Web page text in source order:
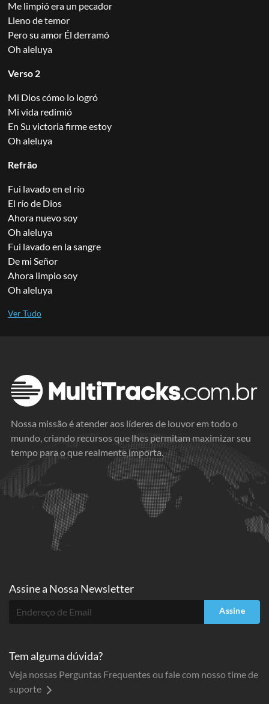
Me limpió era un pecador
Lleno de temor
Pero su amor Él derramó
Oh aleluya
Verso 2
Mi Dios cómo lo logró
Mi vida redimió
En Su victoria firme estoy
Oh aleluya
Refrão
Fui lavado en el río
El río de Dios
Ahora nuevo soy
Oh aleluya
Fui lavado en la sangre
De mi Señor
Ahora limpio soy
Oh aleluya
Nossa missão é atender aos líderes de louvor em todo o
mundo, criando recursos que lhes permitam maximizar seu
tempo para o que realmente importa.
Assine a Nossa Newsletter
Assine
Tem alguma dúvida?
Veja nossas Perguntas Frequentes ou fale com nosso time de
suporte